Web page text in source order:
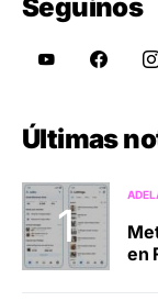
Seguinos
Últimas
en